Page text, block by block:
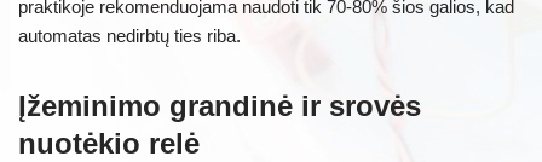
praktikoje rekomenduojama naudoti tik 70-80% šios galios, kad
automatas nedirbtų ties riba.
Įžeminimo grandinė ir srovės
nuotėkio relė